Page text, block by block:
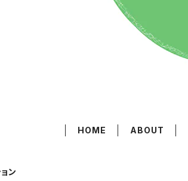
HOME ABOUT
ン